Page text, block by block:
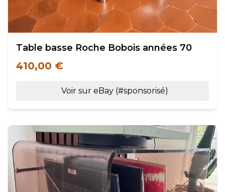
Table basse Roche Bobois années 70
410,00 €
Voir sur eBay (#sponsorisé)